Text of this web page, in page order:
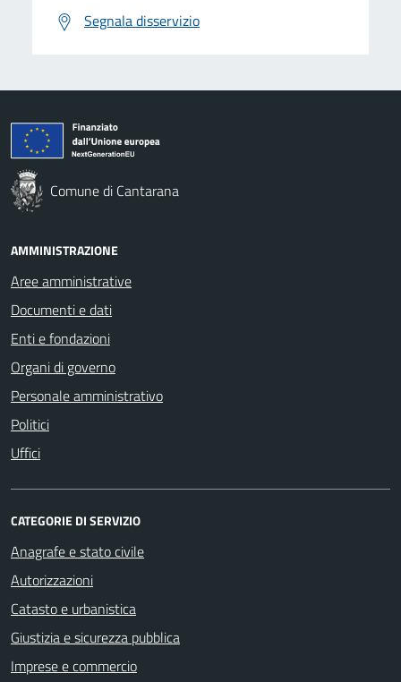
Segnala disservizio
Comune di Cantarana
AMMINISTRAZIONE
Aree amministrative
Documenti e dati
Enti e fondazioni
Organi di governo
Personale amministrativo
Politici
Uffici
CATEGORIE DI SERVIZIO
Anagrafe e stato civile
Autorizzazioni
Catasto e urbanistica
Giustizia e sicurezza pubblica
Imprese e commercio